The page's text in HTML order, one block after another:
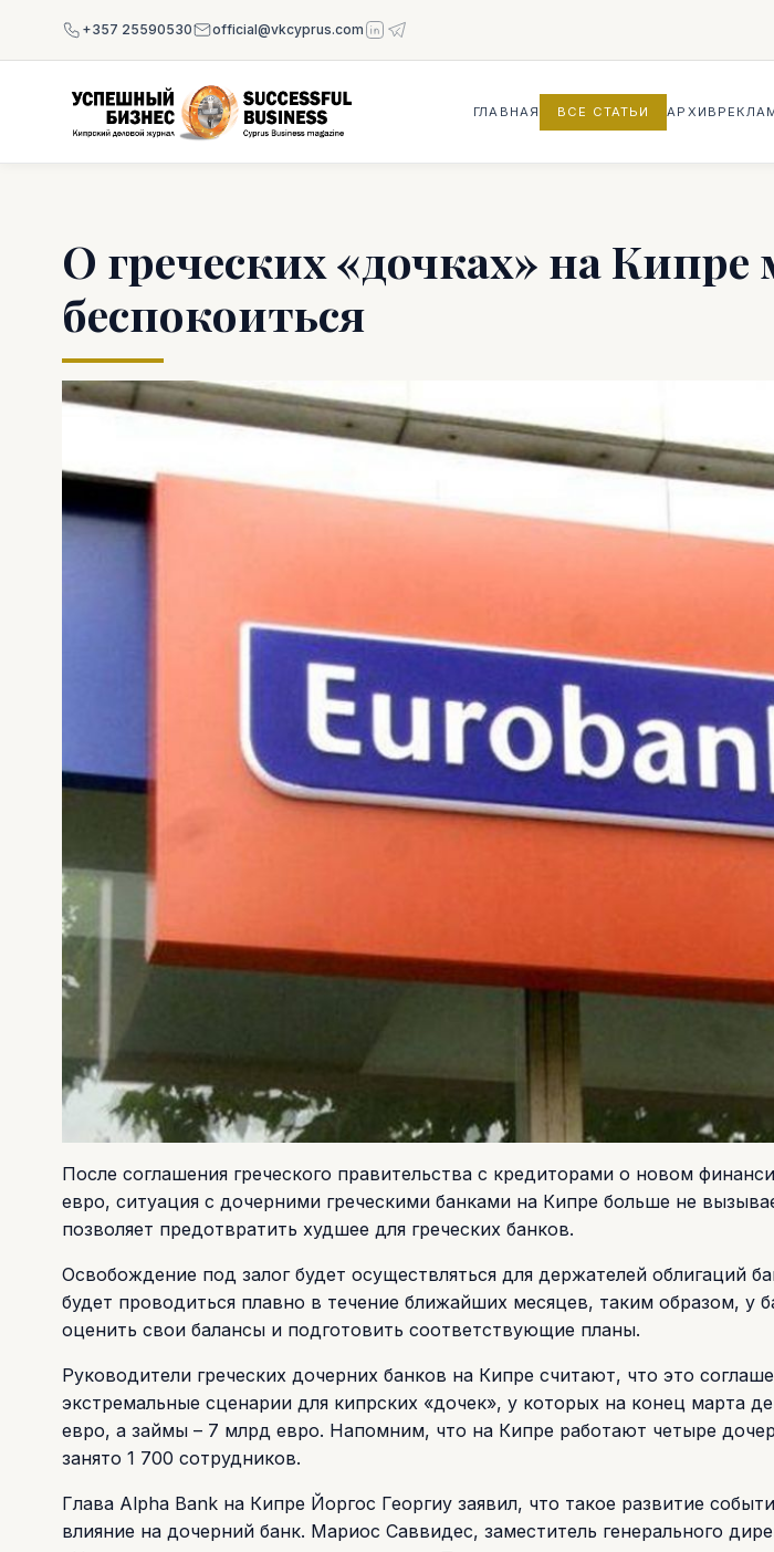
+357 25590530 official@vkcyprus.com
ГЛАВНАЯ ВСЕ СТАТЬИ АРХИВ
О греческих «дочках» на
беспокоиться
После соглашения греческого правительства с кредиторами о новом
евро, ситуация с дочерними греческими банками на Кипре больше не
позволяет предотвратить худшее для греческих банков.
Освобождение под залог будет осуществляться для держателей облигаций
будет проводиться плавно в течение ближайших месяцев, таким образом, у
оценить свои балансы и подготовить соответствующие планы.
Руководители греческих дочерних банков на Кипре считают, что это
экстремальные сценарии для кипрских «дочек», у которых на конец марта
евро, а займы – 7 млрд евро. Напомним, что на Кипре работают четыре
занято 1 700 сотрудников.
Глава Alpha Bank на Кипре Йоргос Георгиу заявил, что такое развитие
влияние на дочерний банк. Мариос Саввидес, заместитель генерального